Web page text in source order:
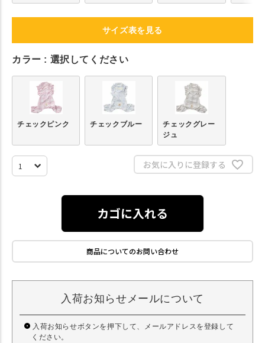
サイズ表を見る
カラー 選択してください
チェックピンク チェックブルー
チェックグレー
ジュ
お気に入りに登録する
カゴに入れる
商品についてのお問い合わせ
入荷お知らせメールについて
入荷お知らせボタンを押下して、メールアドレスを登録して
ください。